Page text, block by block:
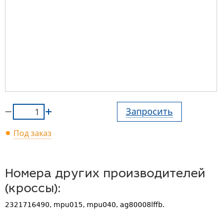
Запросить
Под заказ
Номера других производителей
(кроссы):
2321716490, mpu015, mpu040, ag80008lffb.